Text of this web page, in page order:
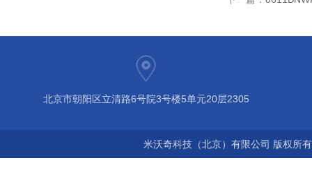
北京市朝阳区立清路6号院3号楼5单元20层2305
米沃奇科技（北京）有限公司 版权所